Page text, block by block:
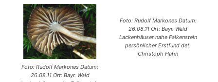
Foto: Rudolf Markones Datum:
26.08.11 Ort: Bayr. Wald
Foto: Rudolf Markones Datum:
26.08.11 Ort: Bayr. Wald
Lackenhäuser nahe Falkenstein
persönlicher Erstfund det.
Christoph Hahn